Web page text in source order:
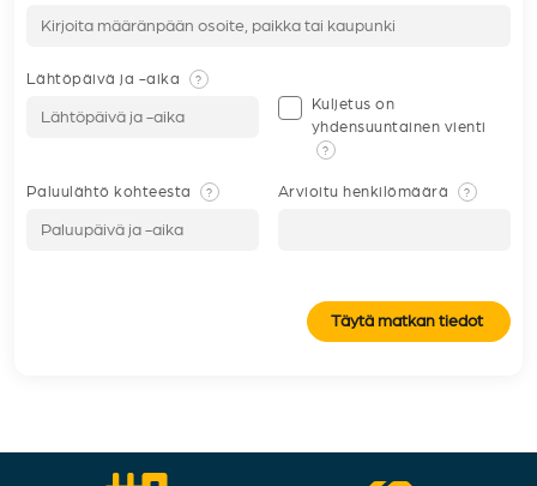
Lähtöpäivä ja -aika ?
Kuljetus on
yhdensuuntainen vienti
?
Paluulähtö kohteesta ? Arvioitu henkilömäärä ?
Täytä matkan tiedot